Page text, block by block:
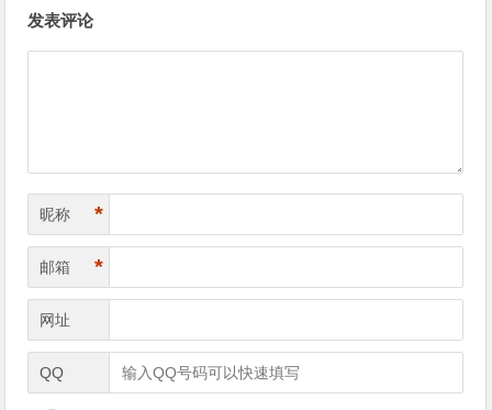
发表评论
昵称 *
邮箱 *
网址
QQ